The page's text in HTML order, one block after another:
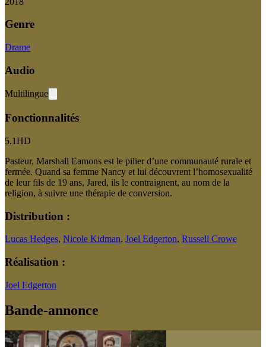
Genre
Drame
Audio
Multilingue
Fonctionnalités
5.1HD
Pasteur, Marshall Eamons est le pilier d’une communauté rurale et
fermée. Quand sa femme Nancy et lui découvrent l’homosexualité
de leur fils de 19 ans, Jared, ils le contraignent, au nom de la
religion, à suivre une thérapie de conversion.
Distribution :
Lucas Hedges, Nicole Kidman, Joel Edgerton, Russell Crowe
Réalisation :
Joel Edgerton
Bande-annonce